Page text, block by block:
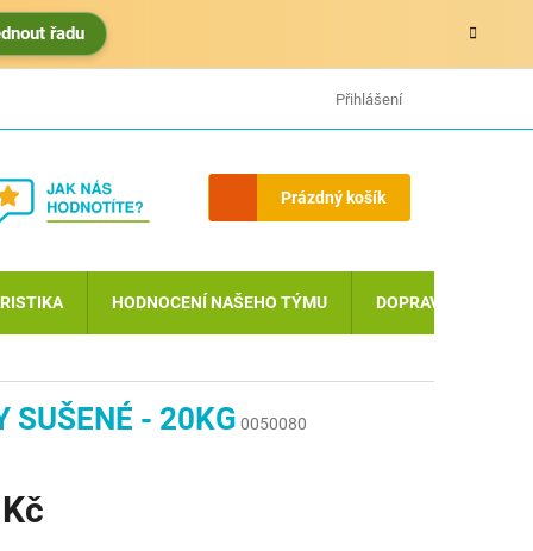
řadu
MOJE OBJEDNÁVKA
Přihlášení
Nákupní
košík
Prázdný košík
HODNOCENÍ NAŠEHO TÝMU DOPRAVA A PLATBA
SUŠENÉ - 20KG 0050080